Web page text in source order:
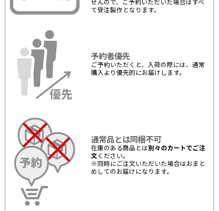
せんので、ご予約いただいた場合はすべ
て受注製作となります。
予約者優先
ご予約いただくと、入荷の際には、通常
購入より優先的にお届けします。
通常品とは同梱不可
在庫のある商品とは別々のカートでご注
文 ください。
※同時にご注文いただいた場合はおまと
めしてのお届けになります。